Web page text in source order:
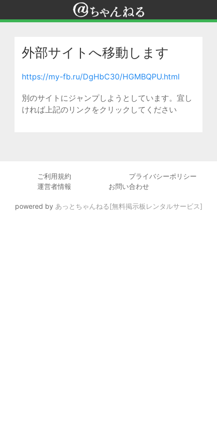
外部サイトへ移動します
https://my-fb.ru/DgHbC30/HGMBQPU.html
別のサイトにジャンプしようとしています。宜し
ければ上記のリンクをクリックしてください
ご利用規約
プライバシーポリシー
運営者情報
お問い合わせ
powered by あっとちゃんねる[無料掲示板レンタルサービス]